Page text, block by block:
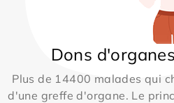
Dons
Plus de 14400 malades qui
d'une greffe d'organe. Le